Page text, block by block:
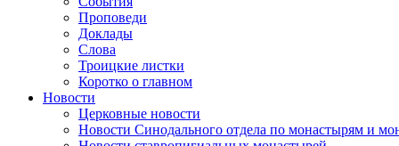
Проповеди
Доклады
Слова
Троицкие листки
Коротко о главном
Новости
Церковные новости
Новости Синодального отдела по монастырям и